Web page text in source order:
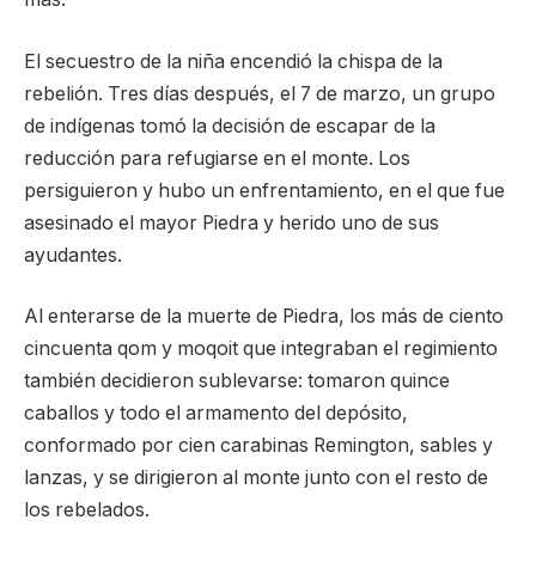
El secuestro de la niña encendió la chispa de la
rebelión. Tres días después, el 7 de marzo, un grupo
de indígenas tomó la decisión de escapar de la
reducción para refugiarse en el monte. Los
persiguieron y hubo un enfrentamiento, en el que fue
asesinado el mayor Piedra y herido uno de sus
ayudantes.
Al enterarse de la muerte de Piedra, los más de ciento
cincuenta qom y moqoit que integraban el regimiento
también decidieron sublevarse: tomaron quince
caballos y todo el armamento del depósito,
conformado por cien carabinas Remington, sables y
lanzas, y se dirigieron al monte junto con el resto de
los rebelados.